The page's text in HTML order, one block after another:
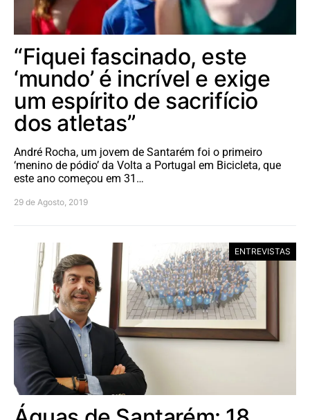
“Fiquei fascinado, este
‘mundo’ é incrível e exige
um espírito de sacrifício
dos atletas”
André Rocha, um jovem de Santarém foi o primeiro
‘menino de pódio’ da Volta a Portugal em Bicicleta, que
este ano começou em 31…
29 de Agosto, 2019
ENTREVISTAS